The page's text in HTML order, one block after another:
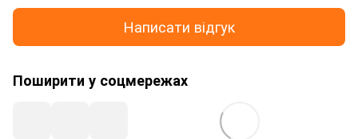
Написати відгук
Поширити у соцмережах